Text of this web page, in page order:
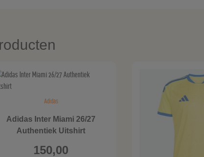
Adidas
Adidas Inter Miami 26/27
Authentiek Uitshirt
150,00